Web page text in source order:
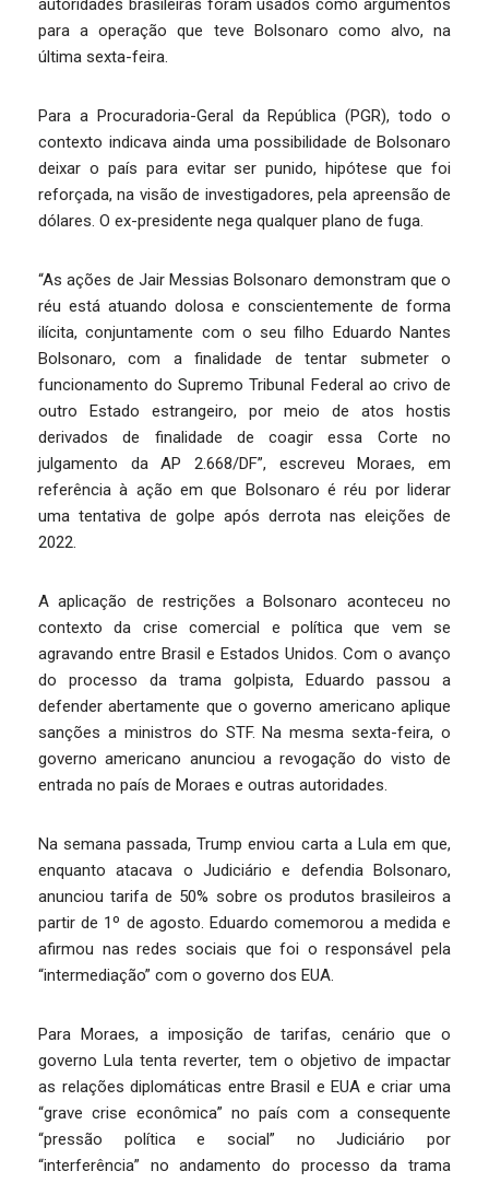
autoridades brasileiras foram usados como argumentos
para a operação que teve Bolsonaro como alvo, na
última sexta-feira.
Para a Procuradoria-Geral da República (PGR), todo o
contexto indicava ainda uma possibilidade de Bolsonaro
deixar o país para evitar ser punido, hipótese que foi
reforçada, na visão de investigadores, pela apreensão de
dólares. O ex-presidente nega qualquer plano de fuga.
“As ações de Jair Messias Bolsonaro demonstram que o
réu está atuando dolosa e conscientemente de forma
ilícita, conjuntamente com o seu filho Eduardo Nantes
Bolsonaro, com a finalidade de tentar submeter o
funcionamento do Supremo Tribunal Federal ao crivo de
outro Estado estrangeiro, por meio de atos hostis
derivados de finalidade de coagir essa Corte no
julgamento da AP 2.668/DF”, escreveu Moraes, em
referência à ação em que Bolsonaro é réu por liderar
uma tentativa de golpe após derrota nas eleições de
2022.
A aplicação de restrições a Bolsonaro aconteceu no
contexto da crise comercial e política que vem se
agravando entre Brasil e Estados Unidos. Com o avanço
do processo da trama golpista, Eduardo passou a
defender abertamente que o governo americano aplique
sanções a ministros do STF. Na mesma sexta-feira, o
governo americano anunciou a revogação do visto de
entrada no país de Moraes e outras autoridades.
Na semana passada, Trump enviou carta a Lula em que,
enquanto atacava o Judiciário e defendia Bolsonaro,
anunciou tarifa de 50% sobre os produtos brasileiros a
partir de 1º de agosto. Eduardo comemorou a medida e
afirmou nas redes sociais que foi o responsável pela
“intermediação” com o governo dos EUA.
Para Moraes, a imposição de tarifas, cenário que o
governo Lula tenta reverter, tem o objetivo de impactar
as relações diplomáticas entre Brasil e EUA e criar uma
“grave crise econômica” no país com a consequente
“pressão política e social” no Judiciário por
“interferência” no andamento do processo da trama